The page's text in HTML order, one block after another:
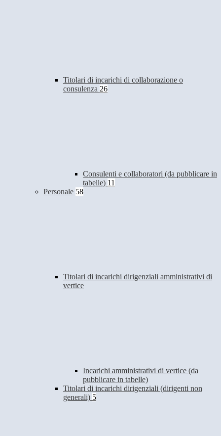
Titolari di incarichi di collaborazione o
consulenza 26
Consulenti e collaboratori (da pubblicare in
tabelle) 11
Personale 58
Titolari di incarichi dirigenziali amministrativi di
vertice
Incarichi amministrativi di vertice (da
pubblicare in tabelle)
Titolari di incarichi dirigenziali (dirigenti non
generali) 5